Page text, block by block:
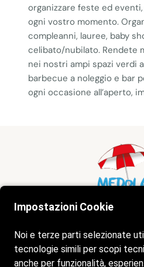
organizzare feste ed
ogni vostro momento.
compleanni, lauree, baby
celibato/nubilato. Rendete
nei nostri ampi spazi verdi
barbecue a noleggio e bar
ogni occasione all’aperto,
Gallery
Impostazioni Cookie
Noi e terze parti selezionate
tecnologie simili per scopi
anche per funzionalità,